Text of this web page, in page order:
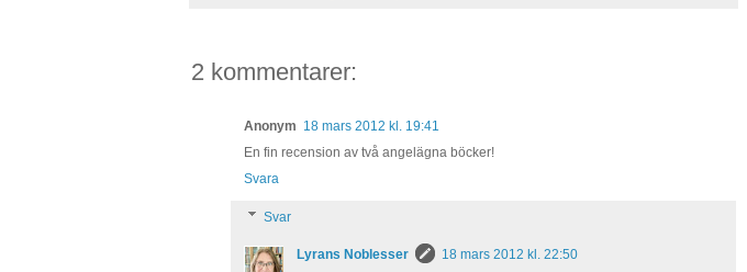
2 kommentarer:
Anonym 18 mars 2012 kl. 19:41
En fin recension av två angelägna böcker!
Svara
Svar
Lyrans Noblesser
18 mars 2012 kl. 22:50